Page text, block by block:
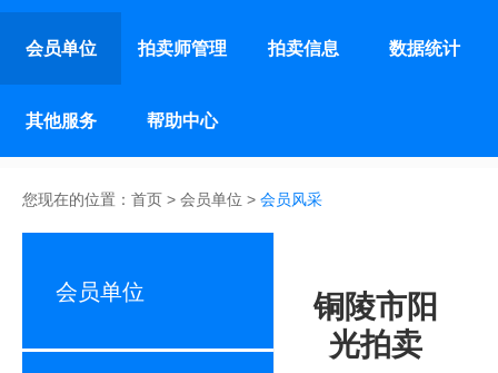
会员单位 拍卖师管理 拍卖信息 数据统计
其他服务 帮助中心
您现在的位置： 首页 > 会员单位 > 会员风采
会员单位
铜陵市阳
光拍卖